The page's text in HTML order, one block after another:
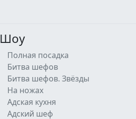
Шоу
Полная посадка
Битва шефов
Битва шефов. Звёзды
На ножах
Адская кухня
Адский шеф